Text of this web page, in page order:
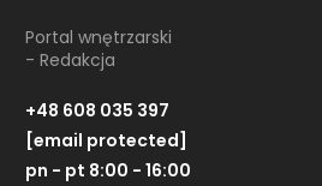
Portal wnętrzarski
- Redakcja
+48 608 035 397
[email protected]
pn - pt 8:00 - 16:00